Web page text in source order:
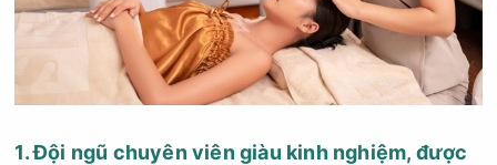
1. Đội ngũ chuyên viên giàu kinh nghiệm, được